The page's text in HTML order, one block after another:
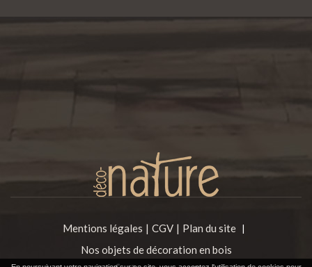
Mentions légales CGV Plan du site |
Nos objets de décoration en bois